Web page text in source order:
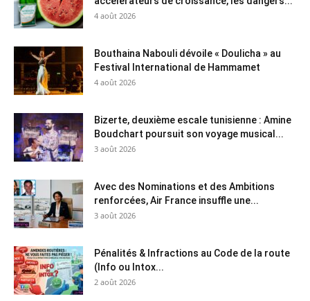
4 août 2026
Bouthaina Nabouli dévoile « Doulicha » au
Festival International de Hammamet
4 août 2026
Bizerte, deuxième escale tunisienne : Amine
Boudchart poursuit son voyage musical...
3 août 2026
Avec des Nominations et des Ambitions
renforcées, Air France insuffle une...
3 août 2026
Pénalités & Infractions au Code de la route
(Info ou Intox...
2 août 2026